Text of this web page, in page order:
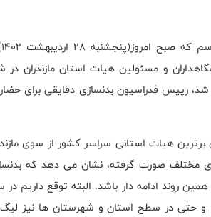
به
و مسئولین هیات استان مازندران در
رییس فدراسیون بدنسازی دقایقی برای
هیات استانی سراسر کشور از سوی
مختلف صورت گرفته، نشان می دهد که
روند ادامه دار باشد. البته توقع داریم در
و حتی در سطح استان و شهرستان ها نیز لیگ